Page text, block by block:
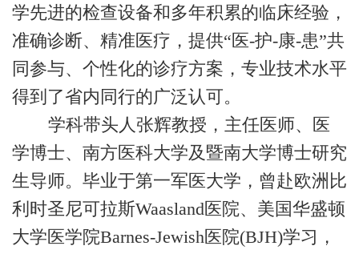
学先进的检查设备和多年积累的临床经验，
准确诊断、精准医疗，提供“医-护-康-患”共
同参与、个性化的诊疗方案，专业技术水平
得到了省内同行的广泛认可。
学科带头人张辉教授，主任医师、医
学博士、南方医科大学及暨南大学博士研究
生导师。毕业于第一军医大学，曾赴欧洲比
利时圣尼可拉斯Waasland医院、美国华盛顿
大学医学院Barnes-Jewish医院(BJH)学习，